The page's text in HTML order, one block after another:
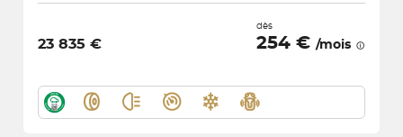
23 835 €
dès
254 € /mois